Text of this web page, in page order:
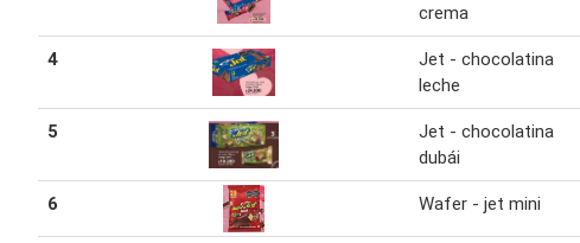
crema
4
Jet - chocolatina
leche
5
Jet - chocolatina
dubái
6 Wafer - jet mini